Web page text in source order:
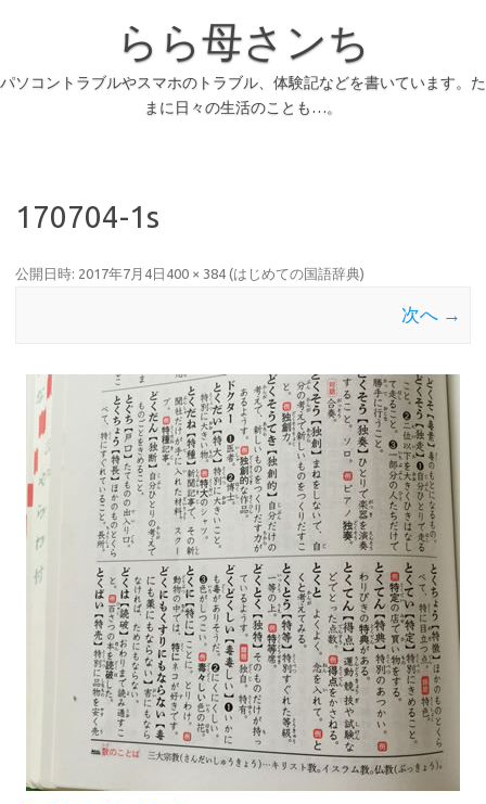
らら母さンち
パソコントラブルやスマホのトラブル、体験記などを書いています。た
まに日々の生活のことも…。
170704-1s
公開日時: 2017年7月4日 400 × 384 (はじめての国語辞典)
次へ →